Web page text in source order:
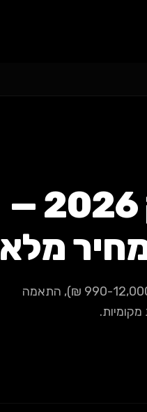
בניית אתר שופיפיי לעסק 2026 —
מלא
מדריך מלא לבניית חנות Shopify בישראל ב-2026: מחירים אמיתיים (990-12,000 ₪), התאמה